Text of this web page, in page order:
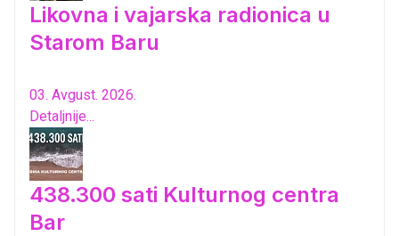
Likovna i vajarska radionica u
Starom Baru
03. Avgust. 2026.
Detaljnije...
438.300 sati Kulturnog centra
Bar